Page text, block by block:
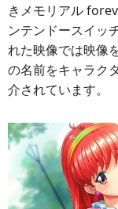
きメモリアル
ンテンドースイッ
れた映像では映像
の名前をキャラク
介されています。